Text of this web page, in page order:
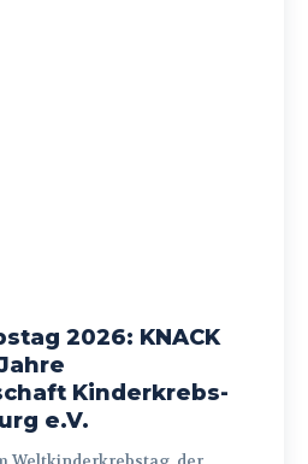
2026: KNACK
Kinderkrebs-
e.V.